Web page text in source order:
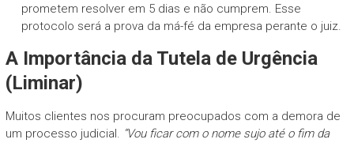
prometem resolver em 5 dias e não cumprem. Esse
protocolo será a prova da má-fé da empresa perante o juiz.
A Importância da Tutela de Urgência
(Liminar)
Muitos clientes nos procuram preocupados com a demora de
um processo judicial. “Vou ficar com o nome sujo até o fim da